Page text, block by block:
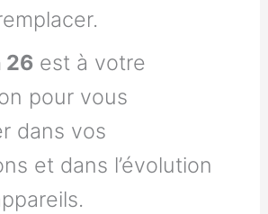
26 est à votre
pour vous
dans vos
et dans l’évolution